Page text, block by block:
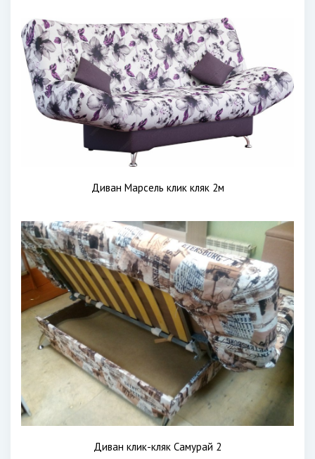
Диван Марсель клик кляк 2м
Диван клик-кляк Самурай 2